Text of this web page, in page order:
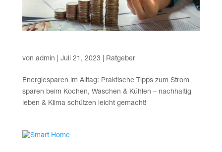
von admin Juli 21, 2023 Ratgeber
Ener­gie­spa­ren im All­tag: Prak­ti­sche Tipps zum Strom
spa­ren beim Kochen, Waschen & Küh­len – nach­hal­tig
leben & Kli­ma schüt­zen leicht gemacht!